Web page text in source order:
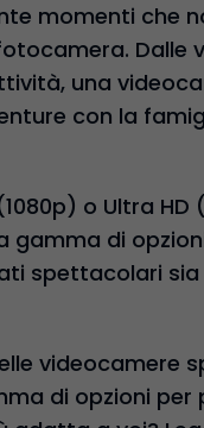
momenti che
Dalle
una
con la
o Ultra
gamma di
spettacolari
videocamere
di opzioni